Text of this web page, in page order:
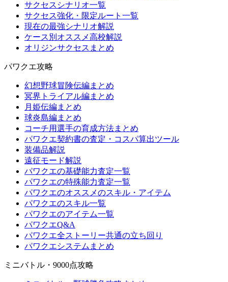
サクセスシナリオ一覧
サクセス強化・限定ルート一覧
現在の最強シナリオ解説
ケース別オススメ高校解説
オリジンサクセスまとめ
パワクエ攻略
幻想野球冒険伝編まとめ
冥界トライアル編まとめ
月姫伝編まとめ
球炎島編まとめ
コーチ用選手の育成方法まとめ
パワクエ契約書の査定・コスパ算出ツール
装備品解説
遠征モード解説
パワクエの基礎能力査定一覧
パワクエの特殊能力査定一覧
パワクエのオススメのスキル・アイテム
パワクエのスキル一覧
パワクエのアイテム一覧
パワクエQ&A
パワクエ全ストーリー共通の立ち回り
パワクエシステムまとめ
ミニバトル・9000点攻略